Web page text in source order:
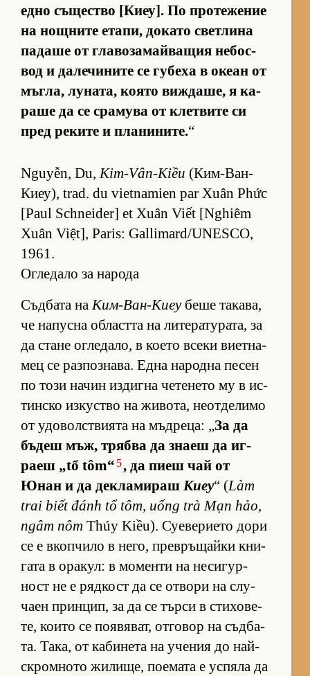
едно съ­щес­тво [Ки­еу]. По про­те­же­ние
на нощ­ните ета­пи, до­като свет­лина
па­даше от гла­во­за­май­ва­щия не­бос­
вод и да­ле­чи­ните се гу­беха в океан от
мъг­ла, лу­на­та, ко­ято виж­да­ше, я ка­
раше да се сра­мува от клет­вите си
пред ре­ките и пла­ни­ни­те.“
Nguyễn, Du,Kim-Vân-Kiều (Ким-Ван-
Ки­еу), trad. du vietnamien par Xuân Phức
[Paul Schneider] et Xuân Viết [Nghiêm
Xuân Việt], Paris: Gallimard/UNESCO,
1961.
Огледало за народа
Съд­бата наКим-Ван-Киеубеше та­ка­ва,
че на­пусна об­ластта на ли­те­ра­ту­ра­та, за
да стане ог­ле­да­ло, в ко­ето всеки ви­ет­на­
мец се раз­поз­на­ва. Една на­родна пе­сен
по този на­чин из­дигна че­те­нето му в ис­
тин­ско из­кус­тво на жи­во­та, не­от­де­лимо
от удо­вол­с­т­ви­ята на мъд­ре­ца: „За да
бъ­деш мъж, трябва да знаеш да иг­
раеш „tổ tôm“ 5, да пиеш чай от
Юнан и да дек­ла­ми­раш Киеу“ (Làm
trai biết đánh tổ tôm, uống trà Mạn hảo,
ngâm nôm Thúy Kiều). Су­е­ве­ри­ето дори
се е вкоп­чило в не­го, прев­ръ­щайки кни­
гата в ора­кул: в мо­менти на не­си­гур­
ност не е ряд­кост да се от­вори на слу­
чаен прин­цип, за да се търси в сти­хо­ве­
те, ко­ито се по­я­вя­ват, от­го­вор на съд­ба­
та. Та­ка, от ка­би­нета на уче­ния до най-
ск­ром­ното жи­ли­ще, по­е­мата е ус­пяла да